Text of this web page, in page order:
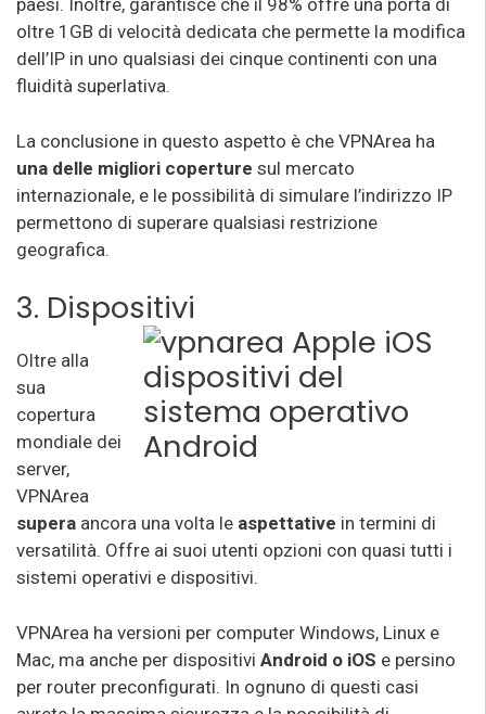
paesi. Inoltre, garantisce che il 98% offre una porta di
oltre 1GB di velocità dedicata che permette la modifica
dell’IP in uno qualsiasi dei cinque continenti con una
fluidità superlativa.
La conclusione in questo aspetto è che VPNArea ha
una delle migliori coperture sul mercato
internazionale, e le possibilità di simulare l’indirizzo IP
permettono di superare qualsiasi restrizione
geografica.
3. Dispositivi
Oltre alla
sua
copertura
mondiale dei
server,
VPNArea
supera ancora una volta le aspettative in termini di
versatilità. Offre ai suoi utenti opzioni con quasi tutti i
sistemi operativi e dispositivi.
VPNArea ha versioni per computer Windows, Linux e
Mac, ma anche per dispositivi Android o iOS e persino
per router preconfigurati. In ognuno di questi casi